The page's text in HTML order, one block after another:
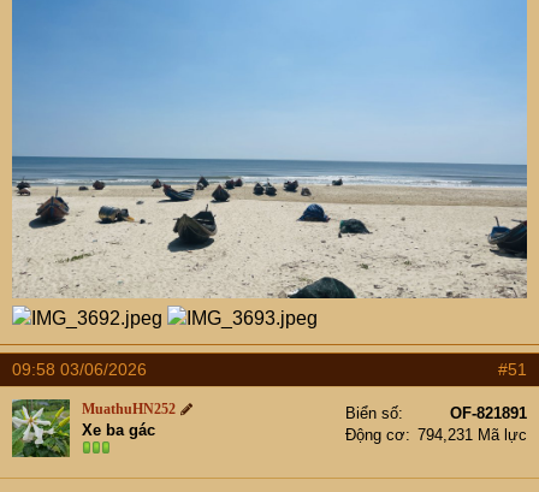
09:58 03/06/2026 #51
MuathuHN252
Xe ba gác
Biển số
OF-821891
Động cơ
794,231 Mã lực